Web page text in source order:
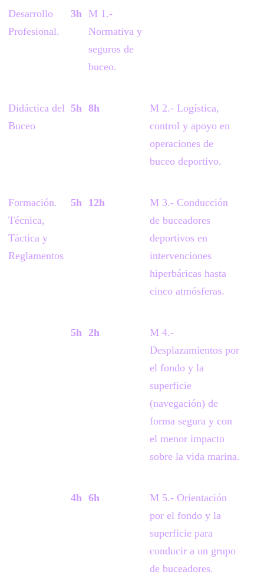
Desarrollo
Profesional.
3h M 1.-
Normativa y
seguros de
buceo.
Didáctica del
Buceo
5h 8h
M 2.- Logística,
control y apoyo en
operaciones de
buceo deportivo.
Formación.
Técnica,
Táctica y
Reglamentos
5h 12h
M 3.- Conducción
de buceadores
deportivos en
intervenciones
hiperbáricas hasta
cinco atmósferas.
5h 2h
M 4.-
Desplazamientos por
el fondo y la
superficie
(navegación) de
forma segura y con
el menor impacto
sobre la vida marina.
4h 6h
M 5.- Orientación
por el fondo y la
superficie para
conducir a un grupo
de buceadores.